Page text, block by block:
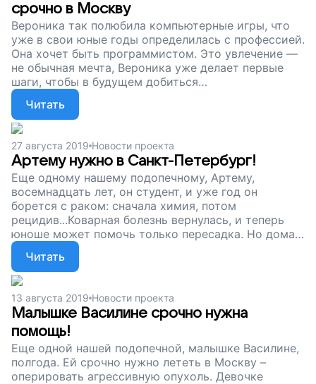
срочно в Москву
Вероника так полюбила компьютерные игры, что
уже в свои юные годы определилась с профессией.
Она хочет быть программистом. Это увлечение —
не обычная мечта, Вероника уже делает первые
шаги, чтобы в будущем добиться
профессиональных успехов. Но недавно занятия, к
сожалению, пришлось отложить и школьные – в
том числе. Вероника тяжело заболела, у нее
диагностировали острый миелобластный лейкоз.
Девочке нужно срочно лететь на лечение в
Москву.
Читать
27 августа 2019 Новости проекта
Артему нужно в Санкт-Петербург!
Еще одному нашему подопечному, Артему,
восемнадцать лет, он студент, и уже год он
борется с раком: сначала химия, потом
рецидив...Коварная болезнь вернулась, и теперь
юноше может помочь только пересадка. Но дома,
в Новосибирске, его вылечить не смогут, нужно
лететь в Санкт-Петербург. Артем очень слаб, с ним
должна лететь мама, но денег на билеты у них нет.
Вы можете помочь молодому человеку вернуться
к привычной жизни, к парам в колледже, к друзьям
и планам на будущее. Поддержите наш проект!
Читать
13 августа 2019 Новости проекта
Малышке Василине срочно нужна
помощь!
Еще одной нашей подопечной, малышке Василине,
полгода. Ей срочно нужно лететь в Москву –
оперировать агрессивную опухоль. Девочке